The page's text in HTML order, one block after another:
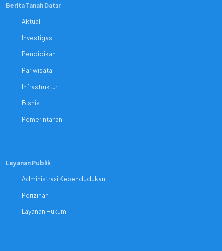
Berita Tanah Datar
Aktual
Investigasi
Pendidikan
Pariwisata
Infrastruktur
Bisnis
Pemerintahan
Layanan Publik
Administrasi Kependudukan
Perizinan
Layanan Hukum